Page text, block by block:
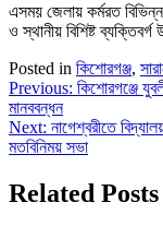
এসময় জেলায় কর্মরত
ও স্থানীয় বিশিষ্ট
Posted in কিশোরগঞ্জ,
Post
navigation
Previous: কিশোরগঞ্জে
মানববন্ধন
Next: নাগেশ্বরীতে
মতবিনিময় সভা
Related Posts